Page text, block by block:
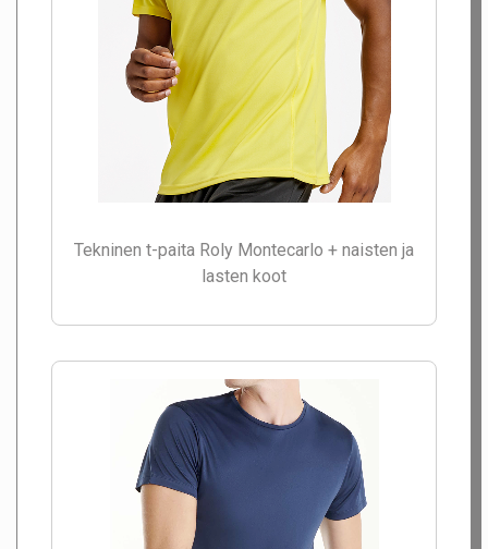
Tekninen t-paita Roly Montecarlo + naisten ja
lasten koot